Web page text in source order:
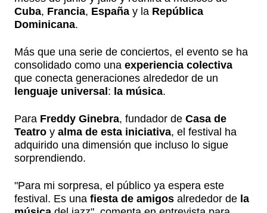
Cuba, Francia, España y la República
Dominicana.
Más que una serie de conciertos, el evento se ha
consolidado como una experiencia colectiva
que conecta generaciones alrededor de un
lenguaje universal : la música.
Para Freddy Ginebra, fundador de Casa de
Teatro y alma de esta iniciativa, el festival ha
adquirido una dimensión que incluso lo sigue
sorprendiendo.
"Para mi sorpresa, el público ya espera este
festival. Es una fiesta de amigos alrededor de la